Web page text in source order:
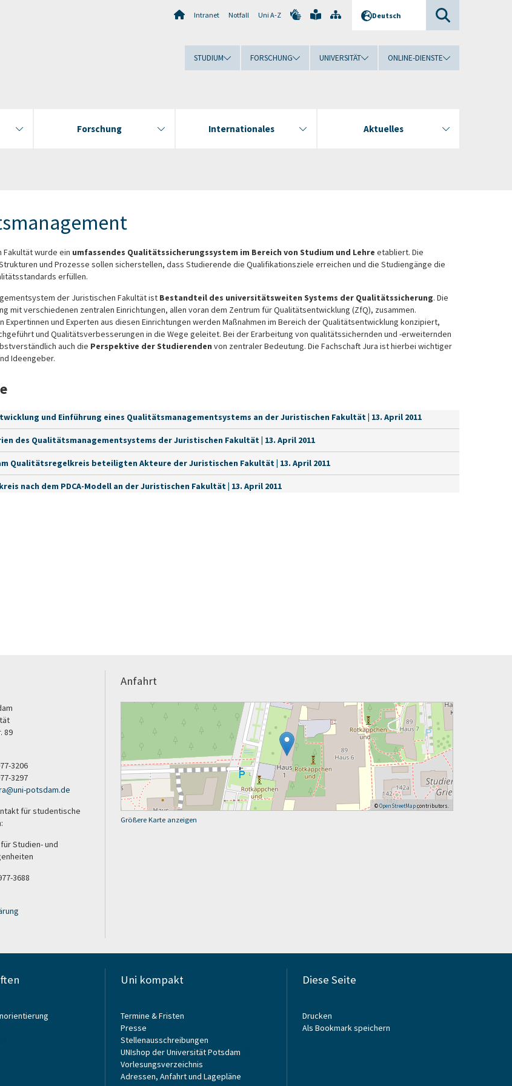
Intranet Notfall Uni A-Z Deutsch
STUDIUM FORSCHUNG UNIVERSITÄT ONLINE-DIENSTE
Forschung Internationales Aktuelles
Fakultät wurde ein umfassendes Qualitätssicherungssystem im Bereich von Studium und Lehre etabliert. Die
und Prozesse sollen sicherstellen, dass Studierende die Qualifikationsziele erreichen und die Studiengänge die
erfüllen.
der Juristischen Fakultät ist Bestandteil des universitätsweiten Systems der Qualitätssicherung. Die
mit verschiedenen zentralen Einrichtungen, allen voran dem Zentrum für Qualitätsentwicklung (ZfQ), zusammen.
Expertinnen und Experten aus diesen Einrichtungen werden Maßnahmen im Bereich der Qualitätsentwicklung konzipiert,
und Qualitätsverbesserungen in die Wege geleitet. Bei der Erarbeitung von qualitätssichernden und -erweiternden
auch die Perspektive der Studierenden von zentraler Bedeutung. Die Fachschaft Jura ist hierbei wichtiger
Ideengeber.
und Einführung eines Qualitätsmanagementsystems an der Juristischen Fakultät | 13. April 2011
des Qualitätsmanagementsystems der Juristischen Fakultät | 13. April 2011
Qualitätsregelkreis beteiligten Akteure der Juristischen Fakultät | 13. April 2011
nach dem PDCA-Modell an der Juristischen Fakultät | 13. April 2011
89
3206
3297
@uni-potsdam.de
für studentische
Studien- und
3688
Anfahrt
©OpenStreetMapcontributors.
Größere Karte anzeigen
Uni kompakt
Termine & Fristen
Presse
Stellenausschreibungen
UNIshop der Universität Potsdam
Vorlesungsverzeichnis
Adressen, Anfahrt und Lagepläne
Diese Seite
Drucken
Als Bookmark speichern